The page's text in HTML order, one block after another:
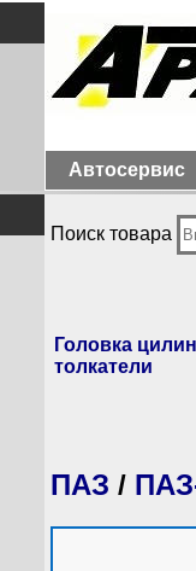
Автосервис
Поиск товара
Головка
толкатели
ПАЗ /